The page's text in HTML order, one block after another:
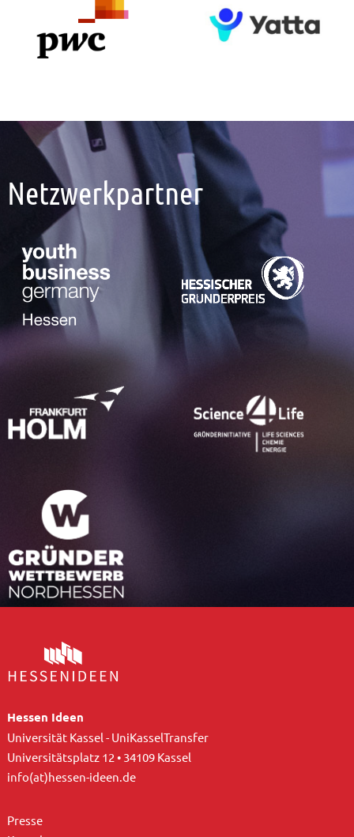
Netzwerkpartner
Hessen Ideen
Universität Kassel - UniKasselTransfer
Universitätsplatz 12 • 34109 Kassel
info(at)hessen-ideen.de
Presse